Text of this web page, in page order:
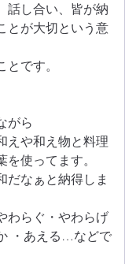
話し合い、皆が納
とが大切という意
です。
がら
えや和え物と料理
使ってます。
だなぁと納得しま
わらぐ・やわらげ
・あえる…などで